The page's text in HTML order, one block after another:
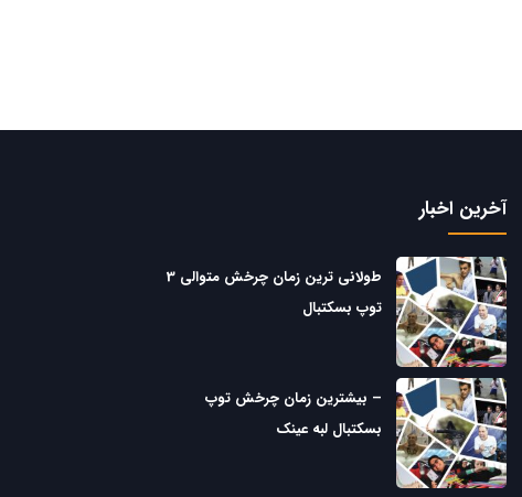
آخرین اخبار
طولانی ترین زمان چرخش متوالی 3
توپ بسکتبال
– بیشترین زمان چرخش توپ
بسکتبال لبه عینک